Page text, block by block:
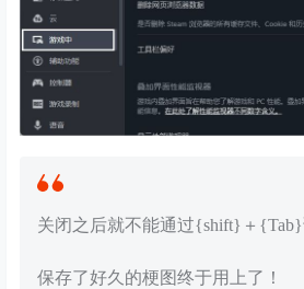
关闭之后就不能通过{shift}＋
保存了好久的梗图终于用上了！